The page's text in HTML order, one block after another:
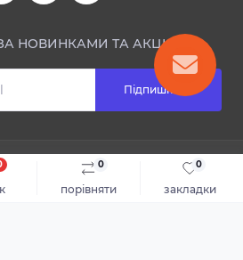
порівняти
0
закладки
0
До кошика
НОВИНКАМИ ТА АКЦІЯМИ:
Підпишіться